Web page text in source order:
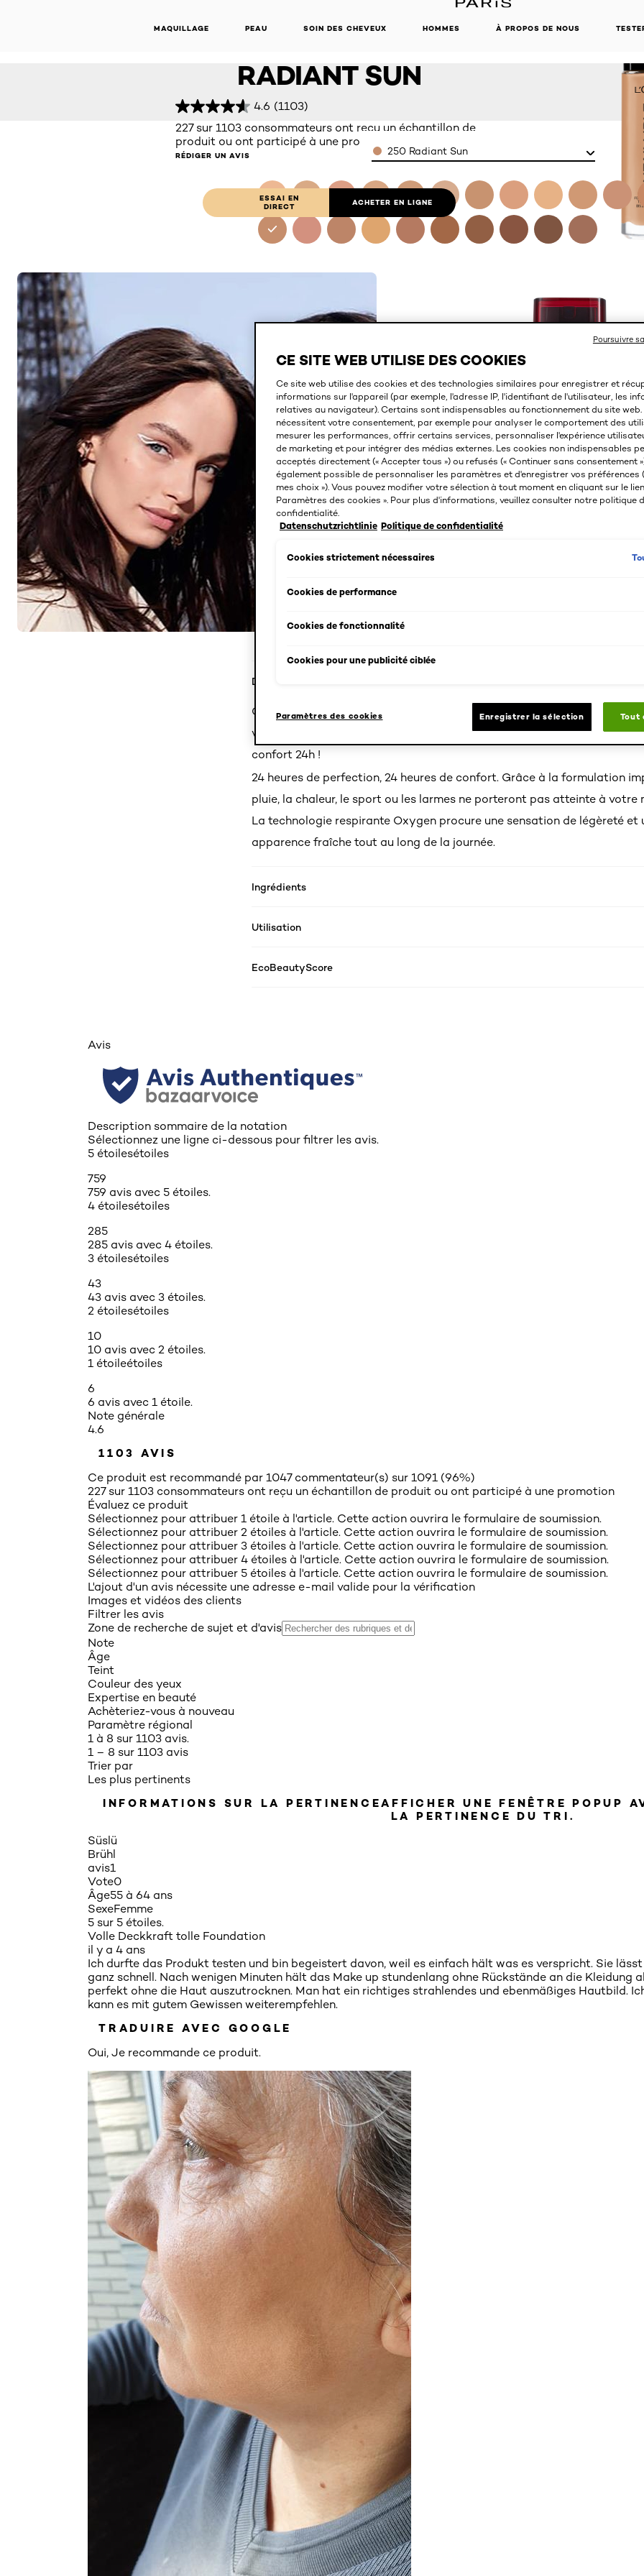
MAQUILLAGE PEAU SOIN DES CHEVEUX HOMMES À PROPOS DE NOUS
24H FRESH WEAR
RADIANT SUN
4.6 (1103)
227 sur 1103 consommateurs ont reçu un échantillon de
produit ou ont participé à une promotion
RÉDIGER UN AVIS
ESSAI EN
DIRECT
ACHETER EN LIGNE
Color250 Radiant Sun
Détails produit
Grâce à la technologie respirante Oxygen, le fond de teint Infaillible 24H
vous assure une sensation de légèreté et un teint frais toute la journée.
confort 24h !
24 heures de perfection, 24 heures de confort. Grâce à la formulation
pluie, la chaleur, le sport ou les larmes ne porteront pas atteinte à votre
La technologie respirante Oxygen procure une sensation de légèreté et
apparence fraîche tout au long de la journée.
Ingrédients
Utilisation
EcoBeautyScore
Avis
Description sommaire de la notation
Sélectionnez une ligne ci-dessous pour filtrer les avis.
5 étoilesétoiles
759
759 avis avec 5 étoiles.
4 étoilesétoiles
285
285 avis avec 4 étoiles.
3 étoilesétoiles
43
43 avis avec 3 étoiles.
2 étoilesétoiles
10
10 avis avec 2 étoiles.
1 étoileétoiles
6
6 avis avec 1 étoile.
Note générale
4.6
1103 AVIS
Ce produit est recommandé par 1047 commentateur(s) sur 1091 (96%)
227 sur 1103 consommateurs ont reçu un échantillon de produit ou ont participé à une promotion
Évaluez ce produit
Sélectionnez pour attribuer 1 étoile à l'article. Cette action ouvrira le formulaire de soumission.
Sélectionnez pour attribuer 2 étoiles à l'article. Cette action ouvrira le formulaire de soumission.
Sélectionnez pour attribuer 3 étoiles à l'article. Cette action ouvrira le formulaire de soumission.
Sélectionnez pour attribuer 4 étoiles à l'article. Cette action ouvrira le formulaire de soumission.
Sélectionnez pour attribuer 5 étoiles à l'article. Cette action ouvrira le formulaire de soumission.
L'ajout d'un avis nécessite une adresse e-mail valide pour la vérification
Images et vidéos des clients
Filtrer les avis
Zone de recherche de sujet et d'avis
Note
Âge
Teint
Couleur des yeux
Expertise en beauté
Achèteriez-vous à nouveau
Paramètre régional
1 à 8 sur 1103 avis.
1 – 8 sur 1103 avis
Trier par
Les plus pertinents
INFORMATIONS SUR LA PERTINENCEAFFICHER UNE FENÊTRE POPUP
LA PERTINENCE DU TRI.
Süslü
Brühl
avis1
Vote0
Âge55 à 64 ans
SexeFemme
5 sur 5 étoiles.
Volle Deckkraft tolle Foundation
il y a 4 ans
Ich durfte das Produkt testen und bin begeistert davon, weil es einfach hält was es verspricht. Sie
ganz schnell. Nach wenigen Minuten hält das Make up stundenlang ohne Rückstände an die Kleidung
perfekt ohne die Haut auszutrocknen. Man hat ein richtiges strahlendes und ebenmäßiges Hautbild.
kann es mit gutem Gewissen weiterempfehlen.
TRADUIRE AVEC GOOGLE
Oui, Je recommande ce produit.
CE SITE WEB UTILISE DES COOKIES
Ce site web utilise des cookies et des technologies similaires pour enregistrer et
informations sur l'appareil (par exemple, l'adresse IP, l'identifiant de l'utilisateur, les
relatives au navigateur). Certains sont indispensables au fonctionnement du site web.
nécessitent votre consentement, par exemple pour analyser le comportement des
mesurer les performances, offrir certains services, personnaliser l'expérience
de marketing et pour intégrer des médias externes. Les cookies non indispensables
acceptés directement (« Accepter tous ») ou refusés (« Continuer sans consentement
également possible de personnaliser les paramètres et d'enregistrer vos préférences
mes choix »). Vous pouvez modifier votre sélection à tout moment en cliquant sur le
Paramètres des cookies ». Pour plus d'informations, veuillez consulter notre politique
confidentialité.
Datenschutzrichtlinie Politique de confidentialité
Cookies strictement nécessaires
Cookies de performance
Cookies de fonctionnalité
Cookies pour une publicité ciblée
Paramètres des cookies Enregistrer la sélection Tout
Poursuivre